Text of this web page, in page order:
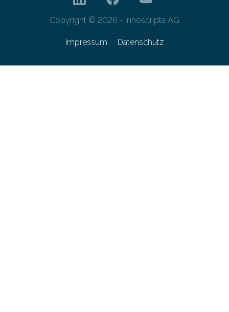
Copyright © 2026 - innoscripta AG
Impressum Datenschutz